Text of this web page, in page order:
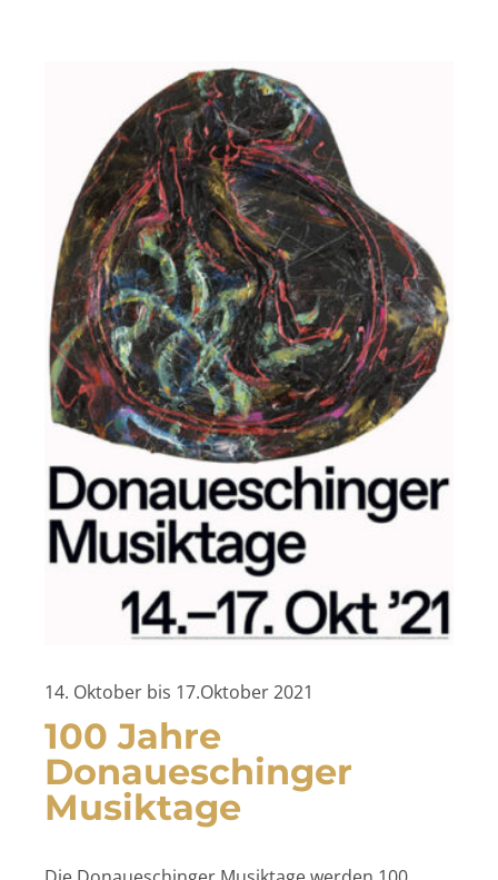
14. Oktober bis 17.Oktober 2021
100 Jahre
Donaueschinger
Musiktage